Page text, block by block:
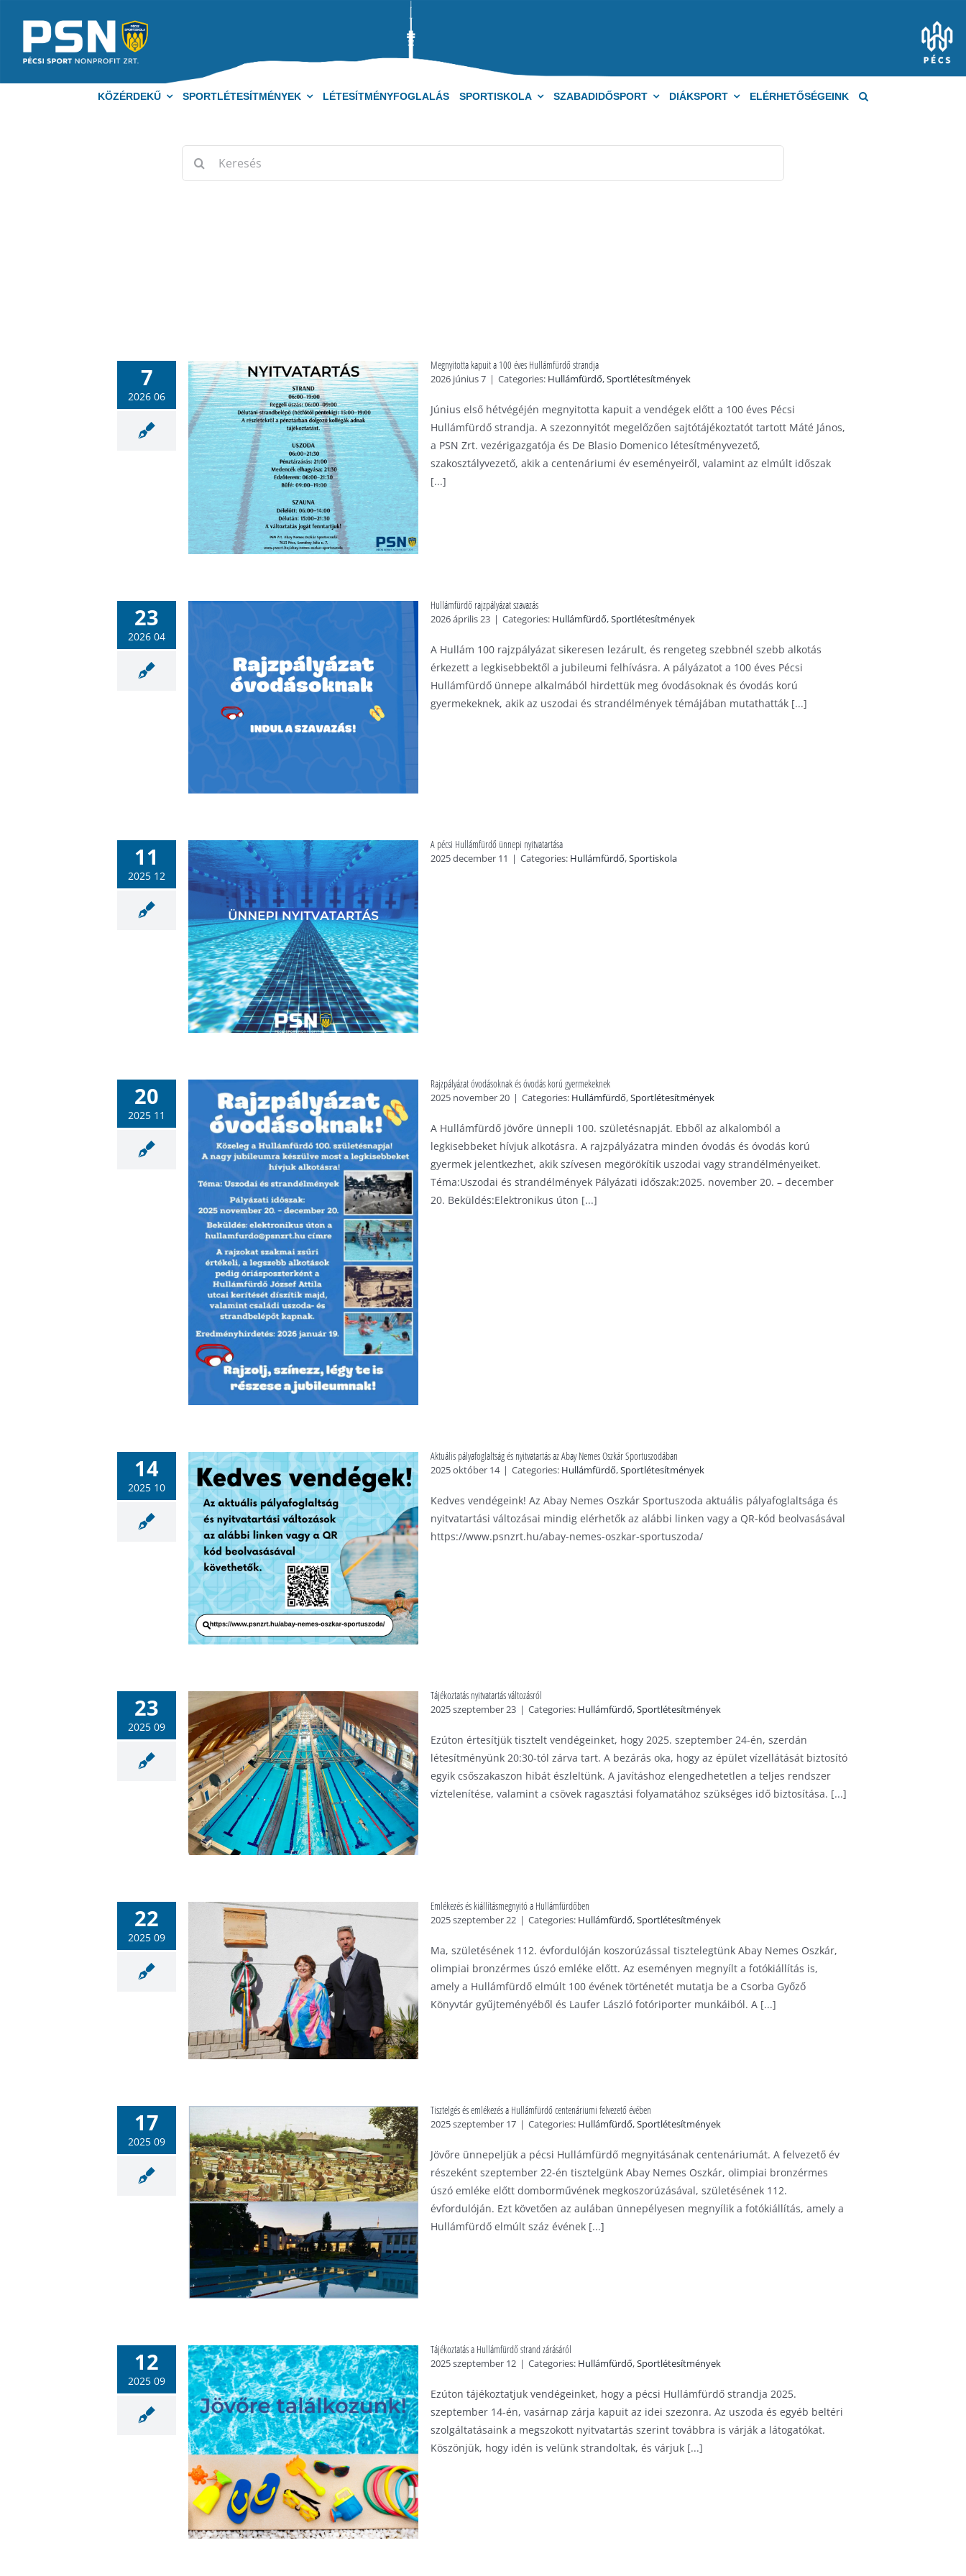
KÖZÉRDEKŰ SPORTLÉTESÍTMÉNYEK LÉTESÍTMÉNYFOGLALÁS SPORTISKOLA SZABADIDŐSPORT DIÁKSPORT ELÉRHETŐSÉGEINK
7
2026 06
Megnyitotta kapuit a 100 éves Hullámfürdő strandja
2026 június 7 | Categories: Hullámfürdő,Sportlétesítmények
Június első hétvégéjén megnyitotta kapuit a vendégek előtt a 100 éves Pécsi
Hullámfürdő strandja. A szezonnyitót megelőzően sajtótájékoztatót tartott Máté János,
a PSN Zrt. vezérigazgatója és De Blasio Domenico létesítményvezető,
szakosztályvezető, akik a centenáriumi év eseményeiről, valamint az elmúlt időszak
[...]
23
2026 04
Hullámfürdő rajzpályázat szavazás
2026 április 23 | Categories: Hullámfürdő,Sportlétesítmények
A Hullám 100 rajzpályázat sikeresen lezárult, és rengeteg szebbnél szebb alkotás
érkezett a legkisebbektől a jubileumi felhívásra. A pályázatot a 100 éves Pécsi
Hullámfürdő ünnepe alkalmából hirdettük meg óvodásoknak és óvodás korú
gyermekeknek, akik az uszodai és strandélmények témájában mutathatták [...]
11
2025 12
A pécsi Hullámfürdő ünnepi nyitvatartása
2025 december 11 | Categories: Hullámfürdő,Sportiskola
20
2025 11
Rajzpályázat óvodásoknak és óvodás korú gyermekeknek
2025 november 20 | Categories: Hullámfürdő,Sportlétesítmények
A Hullámfürdő jövőre ünnepli 100. születésnapját. Ebből az alkalomból a
legkisebbeket hívjuk alkotásra. A rajzpályázatra minden óvodás és óvodás korú
gyermek jelentkezhet, akik szívesen megörökítik uszodai vagy strandélményeiket.
Téma:Uszodai és strandélmények Pályázati időszak:2025. november 20. – december
20. Beküldés:Elektronikus úton [...]
14
2025 10
Aktuális pályafoglaltság és nyitvatartás az Abay Nemes Oszkár Sportuszodában
2025 október 14 | Categories: Hullámfürdő,Sportlétesítmények
Kedves vendégeink! Az Abay Nemes Oszkár Sportuszoda aktuális pályafoglaltsága és
nyitvatartási változásai mindig elérhetők az alábbi linken vagy a QR-kód beolvasásával
https://www.psnzrt.hu/abay-nemes-oszkar-sportuszoda/
23
2025 09
Tájékoztatás nyitvatartás
Tájékoztatás nyitvatartás változásról
2025 szeptember 23 | Categories: Hullámfürdő,Sportlétesítmények
Ezúton értesítjük tisztelt vendégeinket, hogy 2025. szeptember 24-én, szerdán
létesítményünk 20:30-tól zárva tart. A bezárás oka, hogy az épület vízellátását biztosító
egyik csőszakaszon hibát észleltünk. A javításhoz elengedhetetlen a teljes rendszer
víztelenítése, valamint a csövek ragasztási folyamatához szükséges idő biztosítása. [...]
22
2025 09
és kiállításmegnyitó a
Emlékezés és kiállításmegnyitó a Hullámfürdőben
2025 szeptember 22 | Categories: Hullámfürdő,Sportlétesítmények
Ma, születésének 112. évfordulóján koszorúzással tisztelegtünk Abay Nemes Oszkár,
olimpiai bronzérmes úszó emléke előtt. Az eseményen megnyílt a fotókiállítás is,
amely a Hullámfürdő elmúlt 100 évének történetét mutatja be a Csorba Győző
Könyvtár gyűjteményéből és Laufer László fotóriporter munkáiból. A [...]
17
2025 09
Tisztelgés és emlékezés a Hullámfürdő centenáriumi felvezető évében
2025 szeptember 17 | Categories: Hullámfürdő,Sportlétesítmények
Jövőre ünnepeljük a pécsi Hullámfürdő megnyitásának centenáriumát. A felvezető év
részeként szeptember 22-én tisztelgünk Abay Nemes Oszkár, olimpiai bronzérmes
úszó emléke előtt domborművének megkoszorúzásával, születésének 112.
évfordulóján. Ezt követően az aulában ünnepélyesen megnyílik a fotókiállítás, amely a
Hullámfürdő elmúlt száz évének [...]
12
2025 09
Tájékoztatás a Hullámfürdő strand zárásáról
2025 szeptember 12 | Categories: Hullámfürdő,Sportlétesítmények
Ezúton tájékoztatjuk vendégeinket, hogy a pécsi Hullámfürdő strandja 2025.
szeptember 14-én, vasárnap zárja kapuit az idei szezonra. Az uszoda és egyéb beltéri
szolgáltatásaink a megszokott nyitvatartás szerint továbbra is várják a látogatókat.
Köszönjük, hogy idén is velünk strandoltak, és várjuk [...]